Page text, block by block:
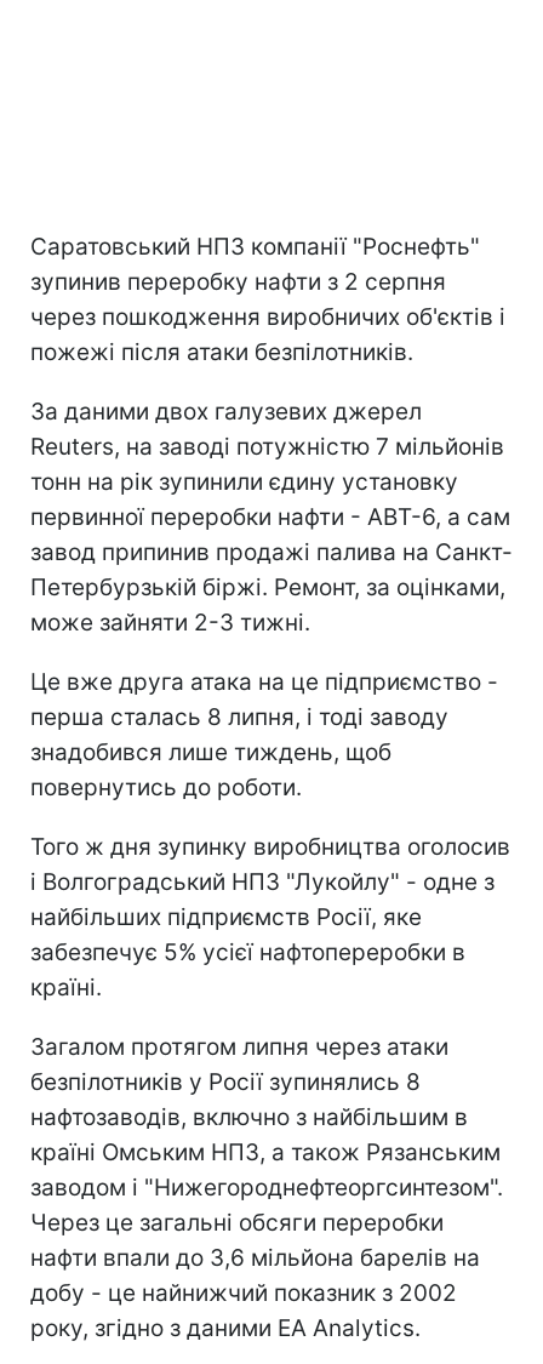
Саратовський НПЗ компанії "Роснефть"
зупинив переробку нафти з 2 серпня
через пошкодження виробничих об'єктів і
пожежі після атаки безпілотників.
За даними двох галузевих джерел
Reuters, на заводі потужністю 7 мільйонів
тонн на рік зупинили єдину установку
первинної переробки нафти - АВТ-6, а сам
завод припинив продажі палива на Санкт-
Петербурзькій біржі. Ремонт, за оцінками,
може зайняти 2-3 тижні.
Це вже друга атака на це підприємство -
перша сталась 8 липня, і тоді заводу
знадобився лише тиждень, щоб
повернутись до роботи.
Того ж дня зупинку виробництва оголосив
і Волгоградський НПЗ "Лукойлу" - одне з
найбільших підприємств Росії, яке
забезпечує 5% усієї нафтопереробки в
країні.
Загалом протягом липня через атаки
безпілотників у Росії зупинялись 8
нафтозаводів, включно з найбільшим в
країні Омським НПЗ, а також Рязанським
заводом і "Нижегороднефтеоргсинтезом".
Через це загальні обсяги переробки
нафти впали до 3,6 мільйона барелів на
добу - це найнижчий показник з 2002
року, згідно з даними EA Analytics.